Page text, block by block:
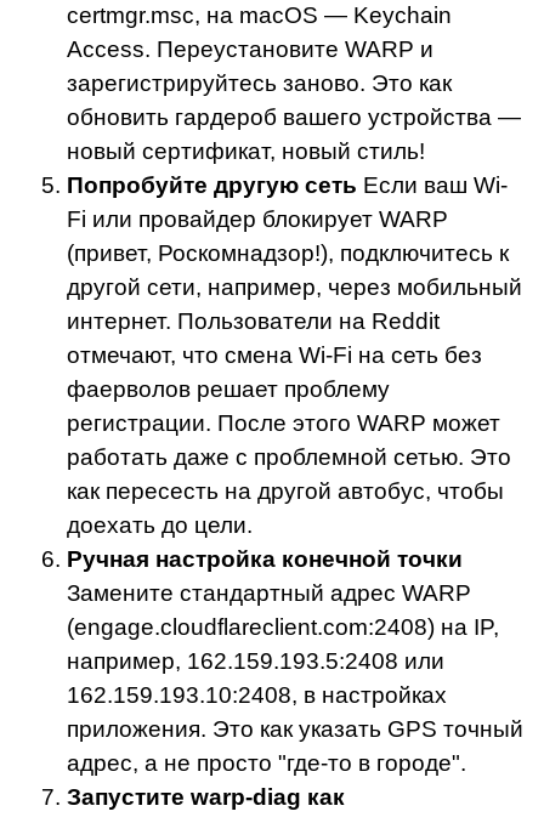
certmgr.msc, на macOS — Keychain
Access. Переустановите WARP и
зарегистрируйтесь заново. Это как
обновить гардероб вашего устройства —
новый сертификат, новый стиль!
Попробуйте другую сеть Если ваш Wi-
Fi или провайдер блокирует WARP
(привет, Роскомнадзор!), подключитесь к
другой сети, например, через мобильный
интернет. Пользователи на Reddit
отмечают, что смена Wi-Fi на сеть без
фаерволов решает проблему
регистрации. После этого WARP может
работать даже с проблемной сетью. Это
как пересесть на другой автобус, чтобы
доехать до цели.
Ручная настройка конечной точки
Замените стандартный адрес WARP
(engage.cloudflareclient.com:2408) на IP,
например, 162.159.193.5:2408 или
162.159.193.10:2408, в настройках
приложения. Это как указать GPS точный
адрес, а не просто "где-то в городе".
Запустите warp-diag как